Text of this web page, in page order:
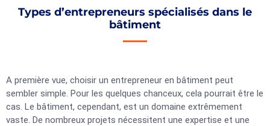
Types d’entrepreneurs spécialisés dans le
bâtiment
A première vue, choisir un entrepreneur en bâtiment peut
sembler simple. Pour les quelques chanceux, cela pourrait être le
cas. Le bâtiment, cependant, est un domaine extrêmement
vaste. De nombreux projets nécessitent une expertise et une